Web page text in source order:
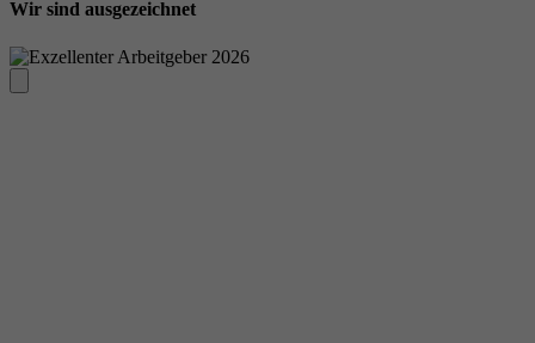
Wir sind ausgezeichnet